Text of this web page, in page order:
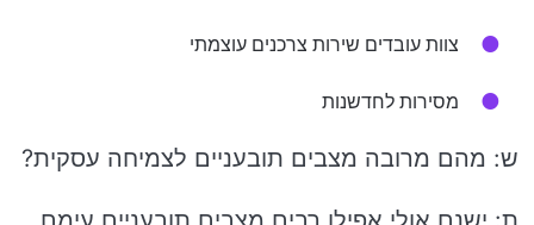
צוות עובדים שירות צרכנים עוצמתי
מסירות לחדשנות
ש: מהם מרובה מצבים תובעניים לצמיחה עסקית?